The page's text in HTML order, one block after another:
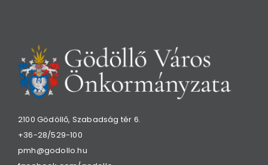
2100 Gödöllő, Szabadság tér 6.
+36-28/529-100
pmh@godollo.hu